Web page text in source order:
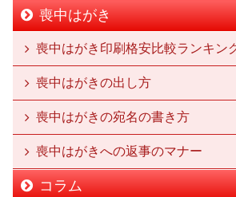
喪中はがき
喪中はがき印刷格安比較ランキン
喪中はがきの出し方
喪中はがきの宛名の書き方
喪中はがきへの返事のマナー
コラム